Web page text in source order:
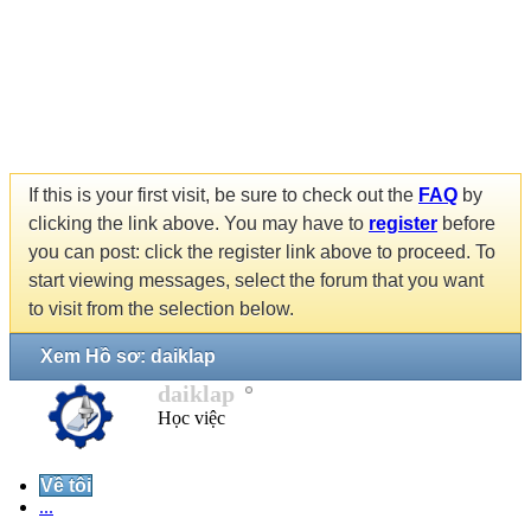
If this is your first visit, be sure to check out the FAQ by
clicking the link above. You may have to register before
you can post: click the register link above to proceed. To
start viewing messages, select the forum that you want
to visit from the selection below.
Xem Hồ sơ: daiklap
daiklap
Học việc
Về tôi
...